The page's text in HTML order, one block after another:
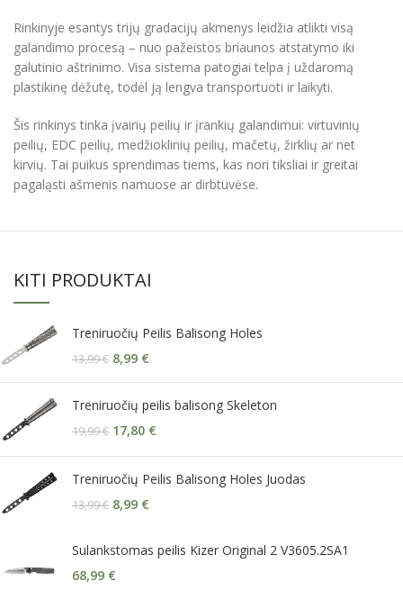
Rinkinyje esantys trijų gradacijų akmenys leidžia atlikti visą
galandimo procesą – nuo pažeistos briaunos atstatymo iki
galutinio aštrinimo. Visa sistema patogiai telpa į uždaromą
plastikinę dėžutę, todėl ją lengva transportuoti ir laikyti.
Šis rinkinys tinka įvairių peilių ir įrankių galandimui: virtuvinių
peilių, EDC peilių, medžioklinių peilių, mačetų, žirklių ar net
kirvių. Tai puikus sprendimas tiems, kas nori tiksliai ir greitai
pagaląsti ašmenis namuose ar dirbtuvėse.
KITI PRODUKTAI
Treniruočių Peilis Balisong Holes
13,99€ 8,99 €
Treniruočių peilis balisong Skeleton
19,99€ 17,80 €
Treniruočių Peilis Balisong Holes Juodas
13,99€ 8,99 €
Sulankstomas peilis Kizer Original 2 V3605.2SA1
68,99 €